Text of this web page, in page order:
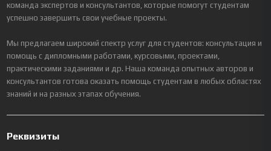
команда экспертов и консультантов, которые помогут студентам
успешно завершить свои учебные проекты.
Мы предлагаем широкий спектр услуг для студентов: консультация и
помощь с дипломными работами, курсовыми, проектами,
практическими заданиями и др. Наша команда опытных авторов и
консультантов готова оказать помощь студентам в любых областях
знаний и на разных этапах обучения.
Реквизиты